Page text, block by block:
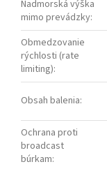
Nadmorská výška
mimo prevádzky:
Obmedzovanie
rýchlosti (rate
limiting):
Obsah balenia:
Ochrana proti
broadcast
búrkam: